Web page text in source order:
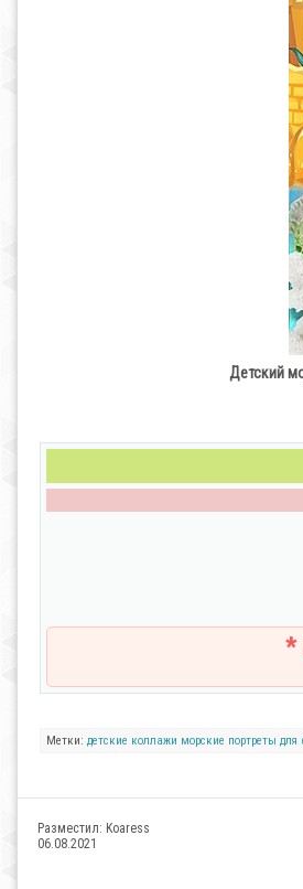
Детский
*
Метки: детские коллажи морские портреты для
Разместил: Koaress
06.08.2021